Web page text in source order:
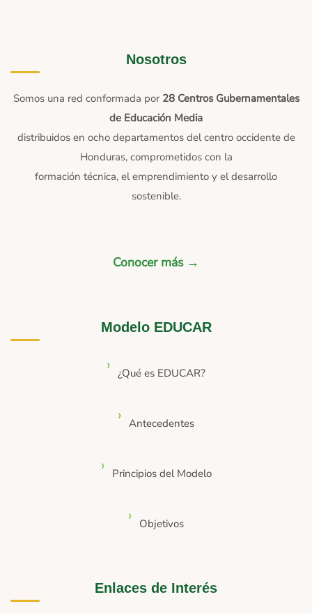
Nosotros
Somos una red conformada por 28 Centros Gubernamentales
de Educación Media
distribuidos en ocho departamentos del centro occidente de
Honduras, comprometidos con la
formación técnica, el emprendimiento y el desarrollo
sostenible.
Conocer más →
Modelo EDUCAR
¿Qué es EDUCAR?
Antecedentes
Principios del Modelo
Objetivos
Enlaces de Interés